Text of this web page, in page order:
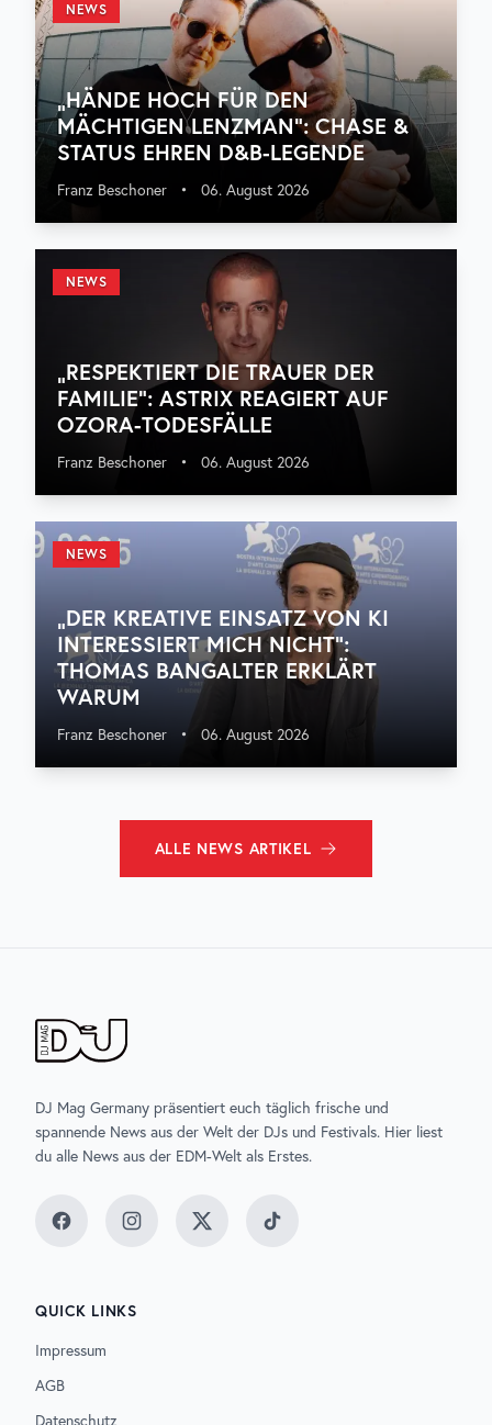
NEWS
„HÄNDE HOCH FÜR DEN
MÄCHTIGEN LENZMAN“: CHASE &
STATUS EHREN D&B-LEGENDE
Franz Beschoner • 06. August 2026
NEWS
„RESPEKTIERT DIE TRAUER DER
FAMILIE“: ASTRIX REAGIERT AUF
OZORA-TODESFÄLLE
Franz Beschoner • 06. August 2026
NEWS
„DER KREATIVE EINSATZ VON KI
INTERESSIERT MICH NICHT“:
THOMAS BANGALTER ERKLÄRT
WARUM
Franz Beschoner • 06. August 2026
ALLE NEWS ARTIKEL
DJ Mag Germany präsentiert euch täglich frische und
spannende News aus der Welt der DJs und Festivals. Hier liest
du alle News aus der EDM-Welt als Erstes.
FacebookInstagramTwitter TikTok
QUICK LINKS
Impressum
AGB
Datenschutz